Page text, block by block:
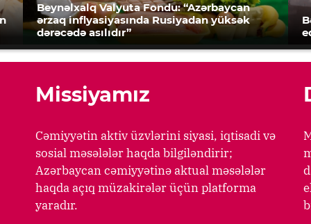
Beynəlxalq Valyuta Fondu: “Azərbaycan
ərzaq inflyasiyasında Rusiyadan yüksək
dərəcədə asılıdır”
Missiyamız
Cəmiyyətin aktiv üzvlərini siyasi, iqtisadi və
sosial məsələlər haqda bilgiləndirir;
Azərbaycan cəmiyyətinə aktual məsələlər
haqda açıq müzakirələr üçün platforma
yaradır.